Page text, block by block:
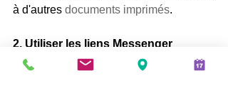
à d'autres documents imprimés.
2. Utiliser les liens Messenger